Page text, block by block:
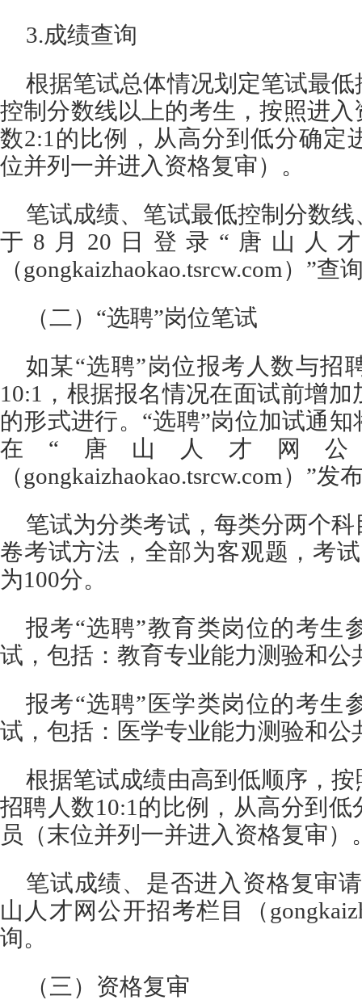
3.成绩查询
根据笔试总体情况划定笔试最
控制分数线以上的考生，按照进
数2:1的比例，从高分到低分确定
位并列一并进入资格复审）。
笔试成绩、笔试最低控制分数
于8月20日登录“唐山人
（gongkaizhaokao.tsrcw.com）”查
（二）“选聘”岗位笔试
如某“选聘”岗位报考人数与招
10:1，根据报名情况在面试前增
的形式进行。“选聘”岗位加试通
在“唐山人才网
（gongkaizhaokao.tsrcw.com）”发
笔试为分类考试，每类分两个
卷考试方法，全部为客观题，考
为100分。
报考“选聘”教育类岗位的考生
试，包括：教育专业能力测验和公
报考“选聘”医学类岗位的考生
试，包括：医学专业能力测验和公
根据笔试成绩由高到低顺序，
招聘人数10:1的比例，从高分到
员（末位并列一并进入资格复审）
笔试成绩、是否进入资格复审
山人才网公开招考栏目（
询。
（三）资格复审